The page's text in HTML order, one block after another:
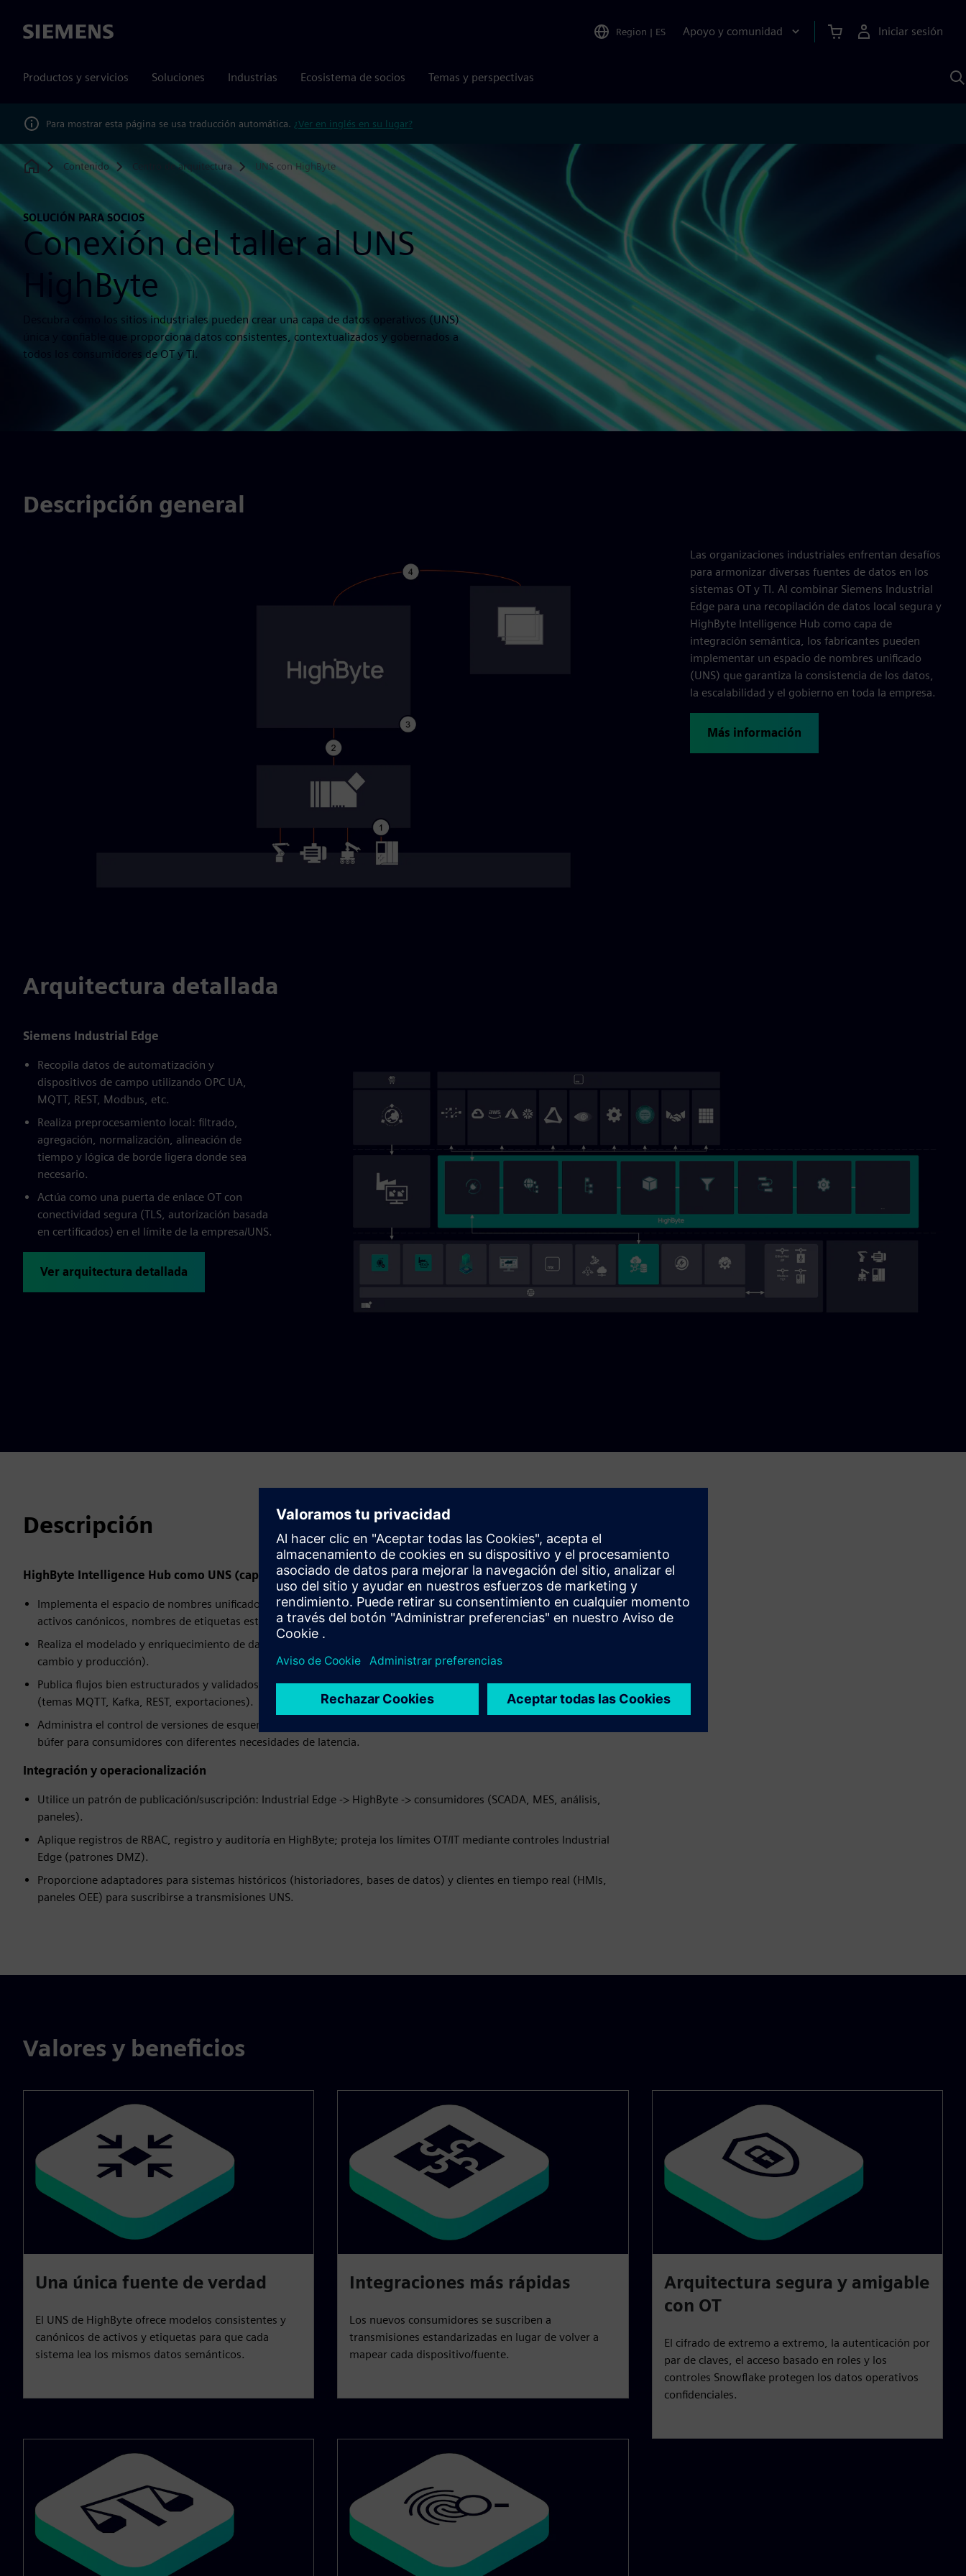
Siemens Region | ES Apoyo y comunidad Iniciar sesión
Productos y servicios Soluciones Industrias Ecosistema de socios Temas y perspectivas
Para mostrar esta página se usa traducción automática. ¿Ver en inglés en su lugar?
Home
Contenido Centro de arquitectura UNS con HighByte
SOLUCIÓN PARA SOCIOS
Conexión del taller al UNS
HighByte
Descubra cómo los sitios industriales pueden crear una capa de datos operativos (UNS)
única y confiable que proporciona datos consistentes, contextualizados y gobernados a
todos los consumidores de OT y TI.
Descripción general
Las organizaciones industriales enfrentan desafíos
para armonizar diversas fuentes de datos en los
sistemas OT y TI. Al combinar Siemens Industrial
Edge para una recopilación de datos local segura y
HighByte Intelligence Hub como capa de
integración semántica, los fabricantes pueden
implementar un espacio de nombres unificado
(UNS) que garantiza la consistencia de los datos,
la escalabilidad y el gobierno en toda la empresa.
Más información
Arquitectura detallada
Siemens Industrial Edge
Recopila datos de automatización y
dispositivos de campo utilizando OPC UA,
MQTT, REST, Modbus, etc.
Realiza preprocesamiento local: filtrado,
agregación, normalización, alineación de
tiempo y lógica de borde ligera donde sea
necesario.
Actúa como una puerta de enlace OT con
conectividad segura (TLS, autorización basada
en certificados) en el límite de la empresa/UNS.
Ver arquitectura detallada
Descripción
HighByte Intelligence Hub como UNS (capa semántica e integración)
Implementa el espacio de nombres unificado mediante la asignación de etiquetas/puntos sin procesar en modelos de
activos canónicos, nombres de etiquetas estandarizados, unidades y jerarquías.
Realiza el modelado y enriquecimiento de datos (metadatos de activos, ubicación, contexto de proceso, contexto de
cambio y producción).
Publica flujos bien estructurados y validados por esquemas y aplica contratos de datos para consumidores finales
(temas MQTT, Kafka, REST, exportaciones).
Administra el control de versiones de esquemas, las transformaciones, las reglas de retención y el almacenamiento en
búfer para consumidores con diferentes necesidades de latencia.
Integración y operacionalización
Utilice un patrón de publicación/suscripción: Industrial Edge -> HighByte -> consumidores (SCADA, MES, análisis,
paneles).
Aplique registros de RBAC, registro y auditoría en HighByte; proteja los límites OT/IT mediante controles Industrial
Edge (patrones DMZ).
Proporcione adaptadores para sistemas históricos (historiadores, bases de datos) y clientes en tiempo real (HMIs,
paneles OEE) para suscribirse a transmisiones UNS.
Valores y beneficios
Una única fuente de verdad
El UNS de HighByte ofrece modelos consistentes y
canónicos de activos y etiquetas para que cada
sistema lea los mismos datos semánticos.
Integraciones más rápidas
Los nuevos consumidores se suscriben a
transmisiones estandarizadas en lugar de volver a
mapear cada dispositivo/fuente.
Arquitectura segura y amigable
con OT
El cifrado de extremo a extremo, la autenticación por
par de claves, el acceso basado en roles y los
controles Snowflake protegen los datos operativos
confidenciales.